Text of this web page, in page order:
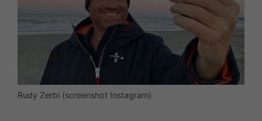
Rudy Zerbi (screenshot Instagram)